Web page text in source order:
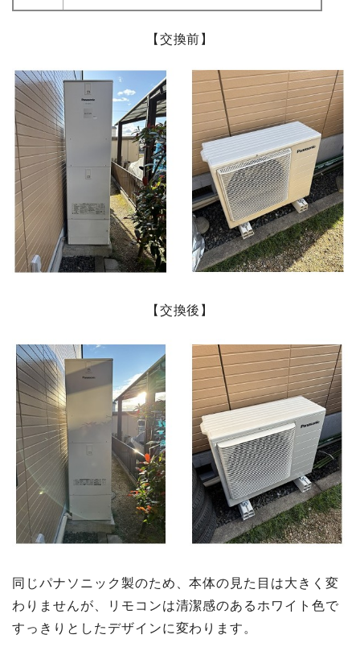
【交換前】
【交換後】
同じパナソニック製のため、本体の見た目は大きく変
わりませんが、リモコンは清潔感のあるホワイト色で
すっきりとしたデザインに変わります。